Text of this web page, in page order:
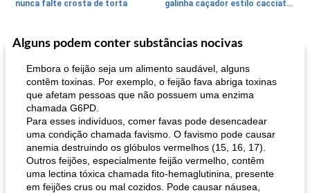
nunca falte crosta de torta galinha caçador estilo cacciatore
1470min
Feriados e Eventos
queijo festivo mergulho 'slaw'
Punch Beverage
perfurador de romã temperada
Alguns podem conter substâncias nocivas
Embora o feijão seja um alimento saudável, alguns
contêm toxinas. Por exemplo, o feijão fava abriga toxinas
que afetam pessoas que não possuem uma enzima
chamada G6PD.
Para esses indivíduos, comer favas pode desencadear
uma condição chamada favismo. O favismo pode causar
anemia destruindo os glóbulos vermelhos (15, 16, 17).
Outros feijões, especialmente feijão vermelho, contêm
uma lectina tóxica chamada fito-hemaglutinina, presente
em feijões crus ou mal cozidos. Pode causar náusea,